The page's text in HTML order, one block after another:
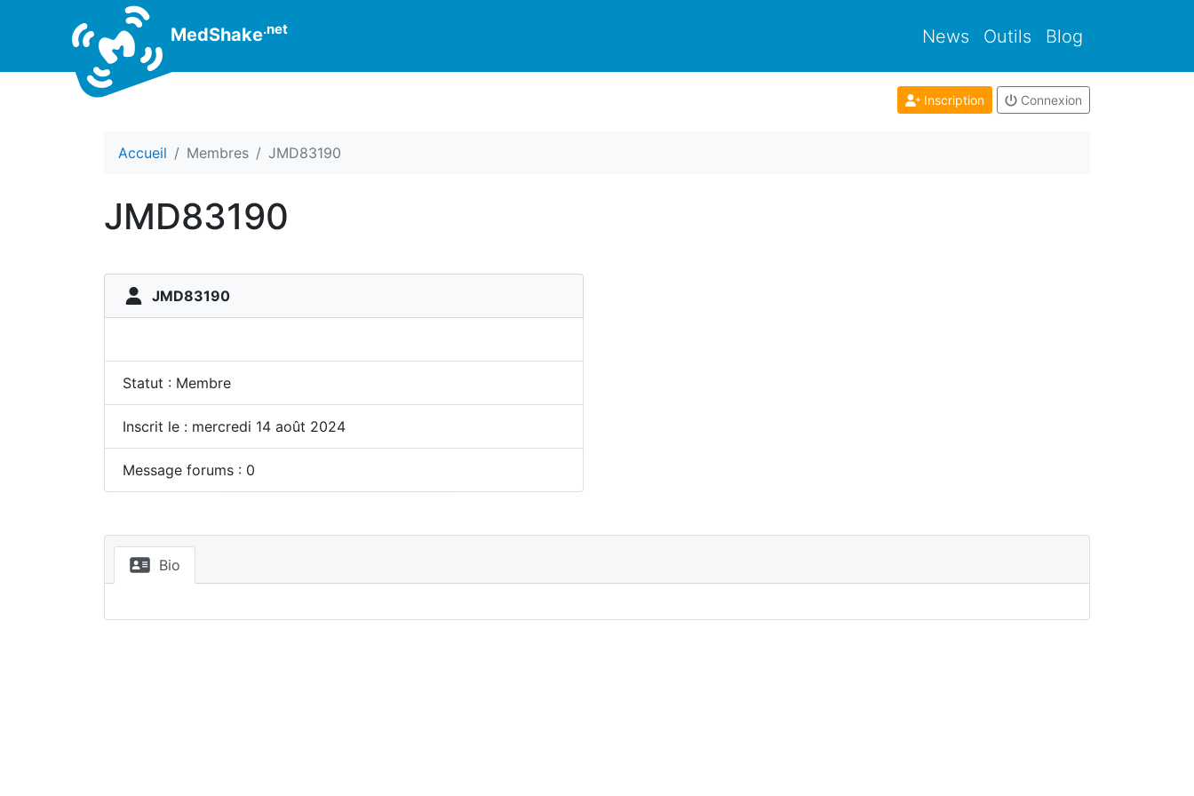
MedShake.net News Outils Blog
Inscription Connexion
Accueil Membres JMD83190
JMD83190
JMD83190
Statut : Membre
Inscrit le : mercredi 14 août 2024
Message forums : 0
Bio